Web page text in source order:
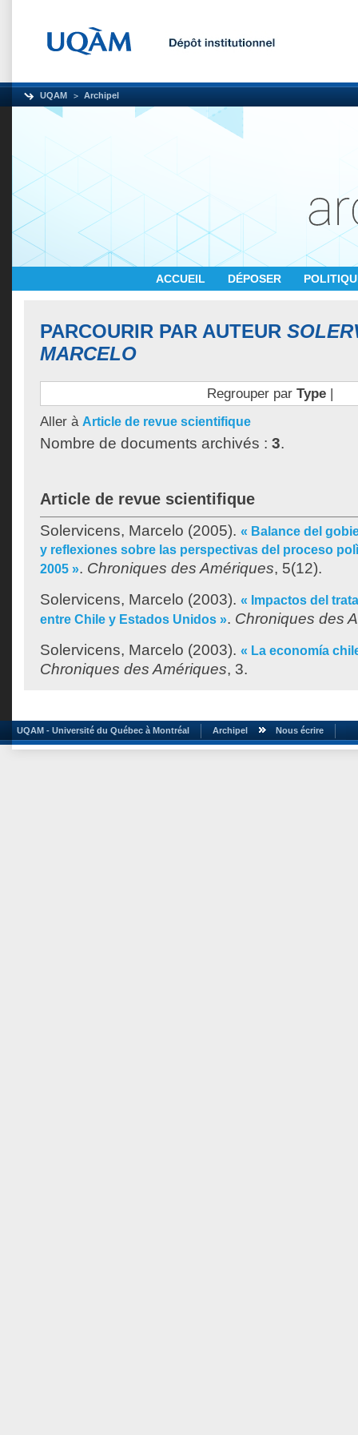
UQAM Archipel
ACCUEIL DÉPOSER
PARCOURIR PAR AUTEUR
MARCELO
Regrouper par Type|
Aller à Article de revue scientifique
Nombre de documents archivés : 3.
Article de revue scientifique
Solervicens, Marcelo (2005). « Balance del
y reflexiones sobre las perspectivas del proceso
2005 ». Chroniques des Amériques, 5(12).
Solervicens, Marcelo (2003). « Impactos del
entre Chile y Estados Unidos ». Chroniques des
Solervicens, Marcelo (2003). « La economía
Chroniques des Amériques, 3.
UQAM - Université du Québec à Montréal Archipel Nous écrire